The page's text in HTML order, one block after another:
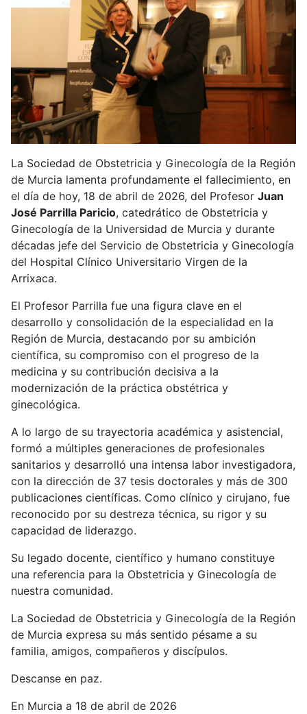
La Sociedad de Obstetricia y Ginecología de la Región
de Murcia lamenta profundamente el fallecimiento, en
el día de hoy, 18 de abril de 2026, del Profesor Juan
José Parrilla Paricio, catedrático de Obstetricia y
Ginecología de la Universidad de Murcia y durante
décadas jefe del Servicio de Obstetricia y Ginecología
del Hospital Clínico Universitario Virgen de la
Arrixaca.
El Profesor Parrilla fue una figura clave en el
desarrollo y consolidación de la especialidad en la
Región de Murcia, destacando por su ambición
científica, su compromiso con el progreso de la
medicina y su contribución decisiva a la
modernización de la práctica obstétrica y
ginecológica.
A lo largo de su trayectoria académica y asistencial,
formó a múltiples generaciones de profesionales
sanitarios y desarrolló una intensa labor investigadora,
con la dirección de 37 tesis doctorales y más de 300
publicaciones científicas. Como clínico y cirujano, fue
reconocido por su destreza técnica, su rigor y su
capacidad de liderazgo.
Su legado docente, científico y humano constituye
una referencia para la Obstetricia y Ginecología de
nuestra comunidad.
La Sociedad de Obstetricia y Ginecología de la Región
de Murcia expresa su más sentido pésame a su
familia, amigos, compañeros y discípulos.
Descanse en paz.
En Murcia a 18 de abril de 2026